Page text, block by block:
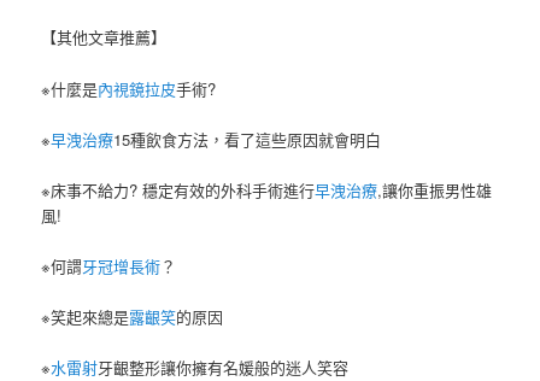
【其他文章推薦】
※什麼是內視鏡拉皮手術?
※早洩治療15種飲食方法，看了這些原因就會明白
※床事不給力? 穩定有效的外科手術進行早洩治療,讓你重振男性雄
風!
※何謂牙冠增長術？
※笑起來總是露齦笑的原因
※水雷射牙齦整形讓你擁有名媛般的迷人笑容